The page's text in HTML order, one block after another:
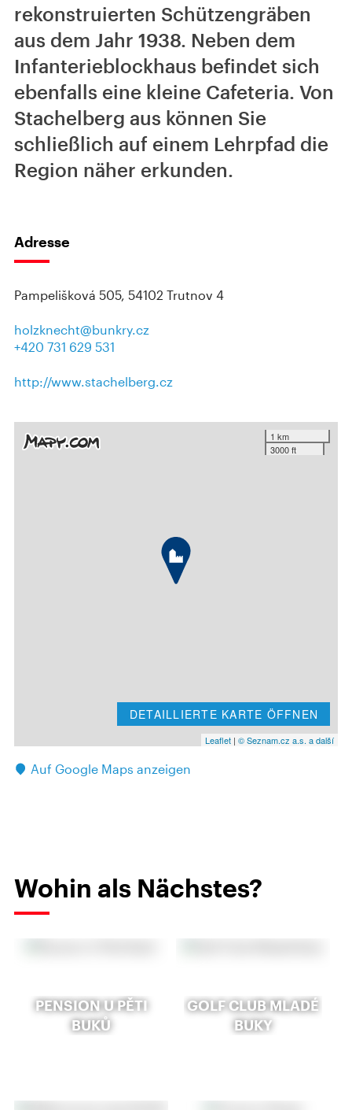
rekonstruierten Schützengräben
aus dem Jahr 1938. Neben dem
Infanterieblockhaus befindet sich
ebenfalls eine kleine Cafeteria. Von
Stachelberg aus können Sie
schließlich auf einem Lehrpfad die
Region näher erkunden.
Adresse
Pampelišková 505, 54102 Trutnov 4
holzknecht@bunkry.cz
+420 731 629 531
http://www.stachelberg.cz
1 km
3000 ft
DETAILLIERTE KARTE ÖFFNEN
Leaflet | © Seznam.cz a.s. a další
Auf Google Maps anzeigen
Wohin als Nächstes?
PENSION U PĚTI
BUKŮ
GOLF CLUB MLADÉ
BUKY